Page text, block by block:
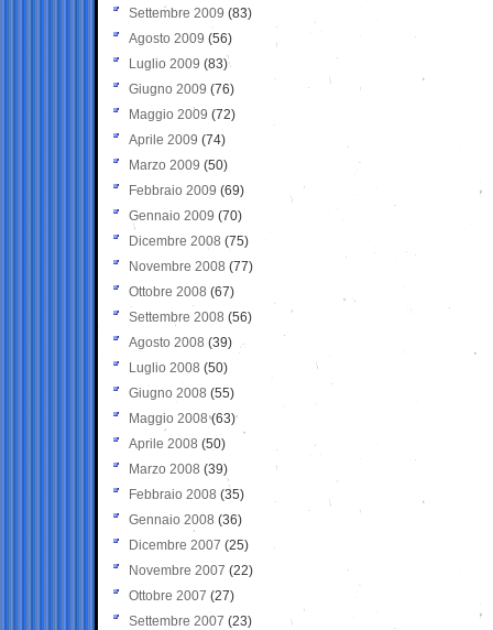
Settembre 2009 (83)
Agosto 2009 (56)
Luglio 2009 (83)
Giugno 2009 (76)
Maggio 2009 (72)
Aprile 2009 (74)
Marzo 2009 (50)
Febbraio 2009 (69)
Gennaio 2009 (70)
Dicembre 2008 (75)
Novembre 2008 (77)
Ottobre 2008 (67)
Settembre 2008 (56)
Agosto 2008 (39)
Luglio 2008 (50)
Giugno 2008 (55)
Maggio 2008(63)
Aprile 2008 (50)
Marzo 2008 (39)
Febbraio 2008 (35)
Gennaio 2008 (36)
Dicembre 2007 (25)
Novembre 2007 (22)
Ottobre 2007 (27)
Settembre 2007 (23)